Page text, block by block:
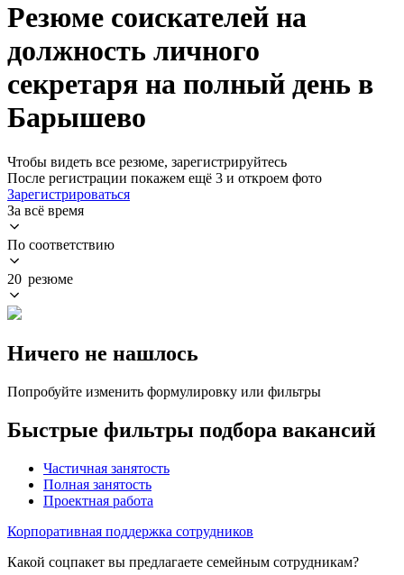
Резюме соискателей на
должность личного
секретаря на полный день в
Барышево
Чтобы видеть все резюме, зарегистрируйтесь
После регистрации покажем ещё 3 и откроем фото
Зарегистрироваться
За всё время
По соответствию
20 резюме
Ничего не нашлось
Попробуйте изменить формулировку или фильтры
Быстрые фильтры подбора вакансий
Частичная занятость
Полная занятость
Проектная работа
Корпоративная поддержка сотрудников
Какой соцпакет вы предлагаете семейным сотрудникам?